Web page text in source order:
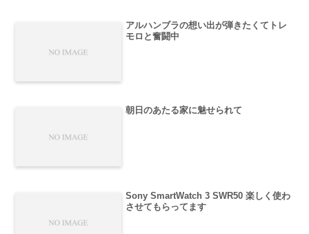
アルハンブラの想い出が弾きたくてトレ
モロと奮闘中
朝日のあたる家に魅せられて
Sony SmartWatch 3 SWR50 楽しく使わ
させてもらってます